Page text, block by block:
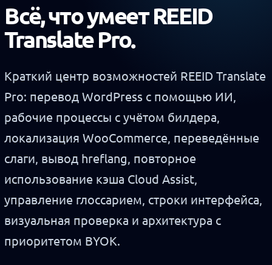
Всё, что умеет REEID
Translate Pro.
Краткий центр возможностей REEID Translate
Pro: перевод WordPress с помощью ИИ,
рабочие процессы с учётом билдера,
локализация WooCommerce, переведённые
слаги, вывод hreflang, повторное
использование кэша Cloud Assist,
управление глоссарием, строки интерфейса,
визуальная проверка и архитектура с
приоритетом BYOK.